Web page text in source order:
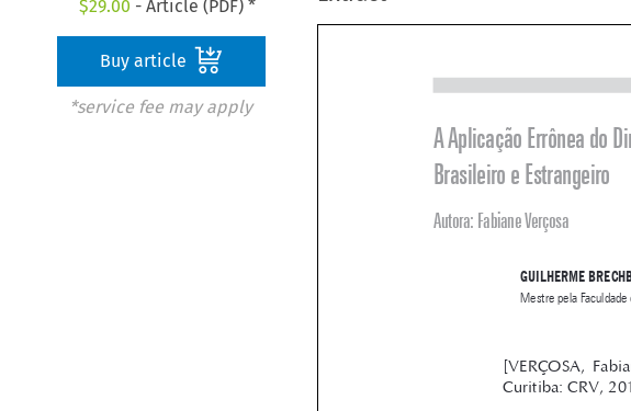
$29.00 - Article (PDF) *
Buy article
*service fee may apply


brasileiro e
Mestre pela